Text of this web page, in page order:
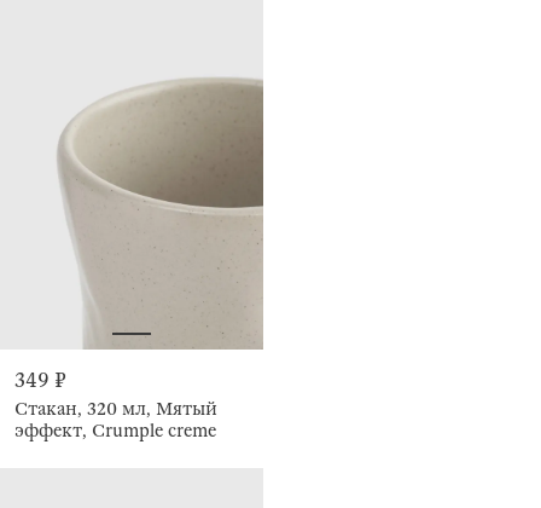
349 ₽
Стакан, 320 мл, Мятый
эффект, Crumple creme